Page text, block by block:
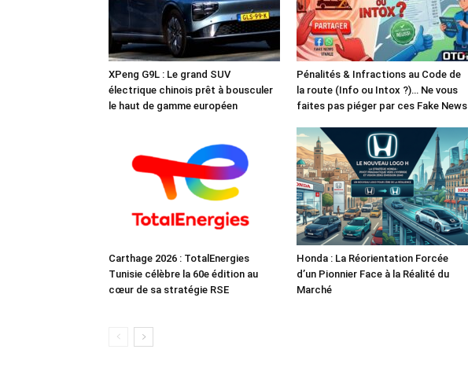
XPeng G9L : Le grand SUV
électrique chinois prêt à bousculer
le haut de gamme européen
Pénalités & Infractions au Code de
la route (Info ou Intox ?)… Ne vous
faites pas piéger par ces Fake News
Carthage 2026 : TotalEnergies
Tunisie célèbre la 60e édition au
cœur de sa stratégie RSE
Honda : La Réorientation Forcée
d’un Pionnier Face à la Réalité du
Marché